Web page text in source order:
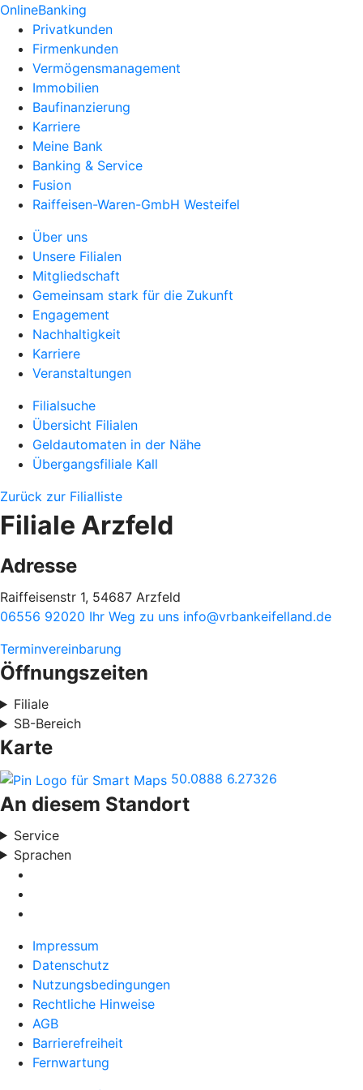
OnlineBanking
Privatkunden
Firmenkunden
Vermögensmanagement
Immobilien
Baufinanzierung
Karriere
Meine Bank
Banking & Service
Fusion
Raiffeisen-Waren-GmbH Westeifel
Über uns
Unsere Filialen
Mitgliedschaft
Gemeinsam stark für die Zukunft
Engagement
Nachhaltigkeit
Karriere
Veranstaltungen
Filialsuche
Übersicht Filialen
Geldautomaten in der Nähe
Übergangsfiliale Kall
Zurück zur Filialliste
Filiale Arzfeld
Adresse
Raiffeisenstr 1, 54687 Arzfeld
06556 92020 Ihr Weg zu uns info@vrbankeifelland.de
Terminvereinbarung
Öffnungszeiten
Filiale
SB-Bereich
Karte
50.0888 6.27326
An diesem Standort
Service
Sprachen
Impressum
Datenschutz
Nutzungsbedingungen
Rechtliche Hinweise
AGB
Barrierefreiheit
Fernwartung